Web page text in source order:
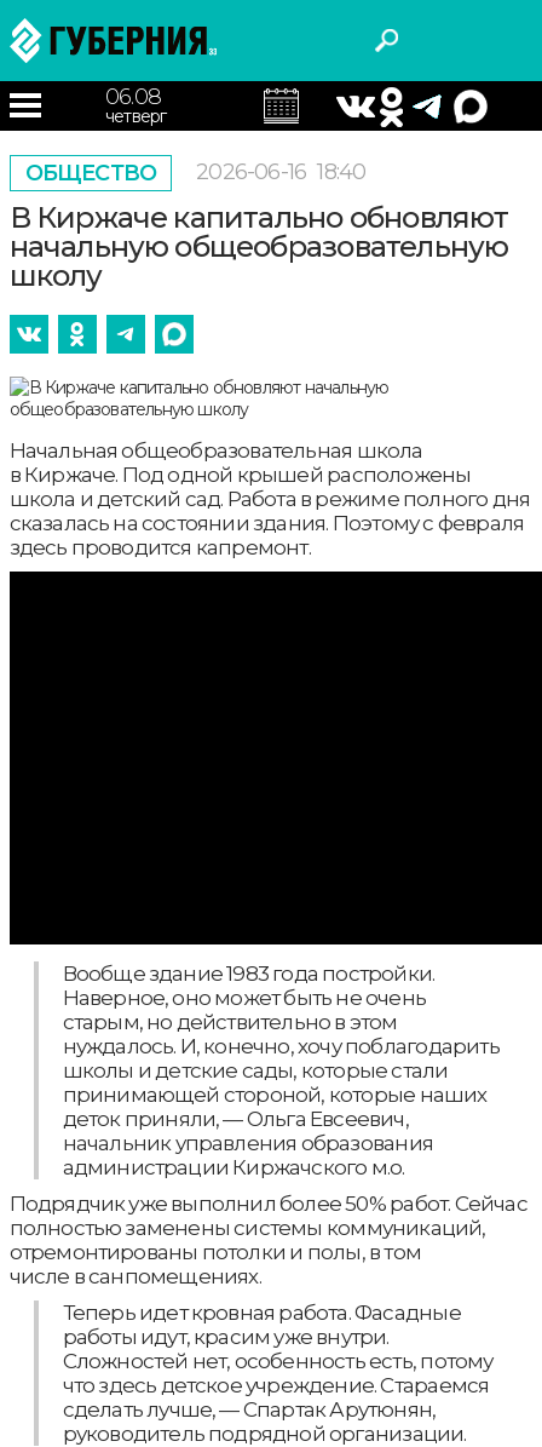
06.08
четверг
ОБЩЕСТВО 2026-06-16 18:40
В Киржаче капитально обновляют
начальную общеобразовательную
школу
Начальная общеобразовательная школа
в Киржаче. Под одной крышей расположены
школа и детский сад. Работа в режиме полного дня
сказалась на состоянии здания. Поэтому с февраля
здесь проводится капремонт.
Вообще здание 1983 года постройки.
Наверное, оно может быть не очень
старым, но действительно в этом
нуждалось. И, конечно, хочу поблагодарить
школы и детские сады, которые стали
принимающей стороной, которые наших
деток приняли, — Ольга Евсеевич,
начальник управления образования
администрации Киржачского м.о.
Подрядчик уже выполнил более 50% работ. Сейчас
полностью заменены системы коммуникаций,
отремонтированы потолки и полы, в том
числе в санпомещениях.
Теперь идет кровная работа. Фасадные
работы идут, красим уже внутри.
Сложностей нет, особенность есть, потому
что здесь детское учреждение. Стараемся
сделать лучше, — Спартак Арутюнян,
руководитель подрядной организации.